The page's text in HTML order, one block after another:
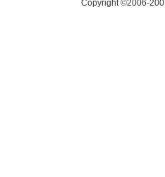
Copyright ©2006-